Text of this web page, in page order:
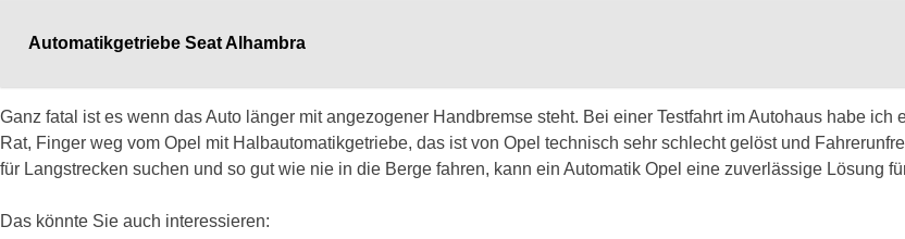
Automatikgetriebe Seat Alhambra
Ganz fatal ist es wenn das Auto länger mit angezogener Handbremse steht. Bei einer Testfahrt im Autohaus habe
Rat, Finger weg vom Opel mit Halbautomatikgetriebe, das ist von Opel technisch sehr schlecht gelöst und
für Langstrecken suchen und so gut wie nie in die Berge fahren, kann ein Automatik Opel eine zuverlässige Lösung
Das könnte Sie auch interessieren: